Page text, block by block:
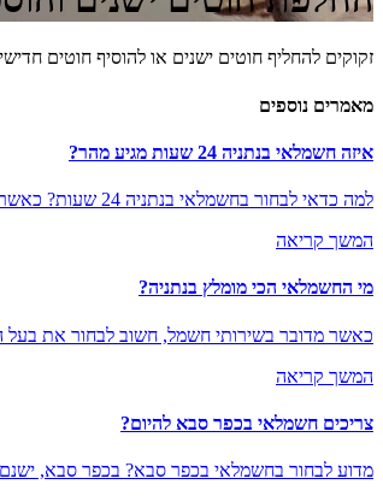
זקוקים להחליף חוטים ישנים או להוסיף חוטים
מאמרים נוספים
איזה חשמלאי בנתניה 24 שעות מגיע מהר?
למה כדאי לבחור בחשמלאי בנתניה 24 שעות? כאשר מדובר בבעיות חשמל, חשוב לוודא שאנחנו בוחרים בחשמלאי בנתניה 24 שעות שניתן לסמוך...
המשך קריאה
מי החשמלאי הכי מומלץ בנתניה?
כאשר מדובר בשירותי חשמל, חשוב לבחור את בעל
המשך קריאה
צריכים חשמלאי בכפר סבא להיום?
מדוע לבחור בחשמלאי בכפר סבא? בכפר סבא,